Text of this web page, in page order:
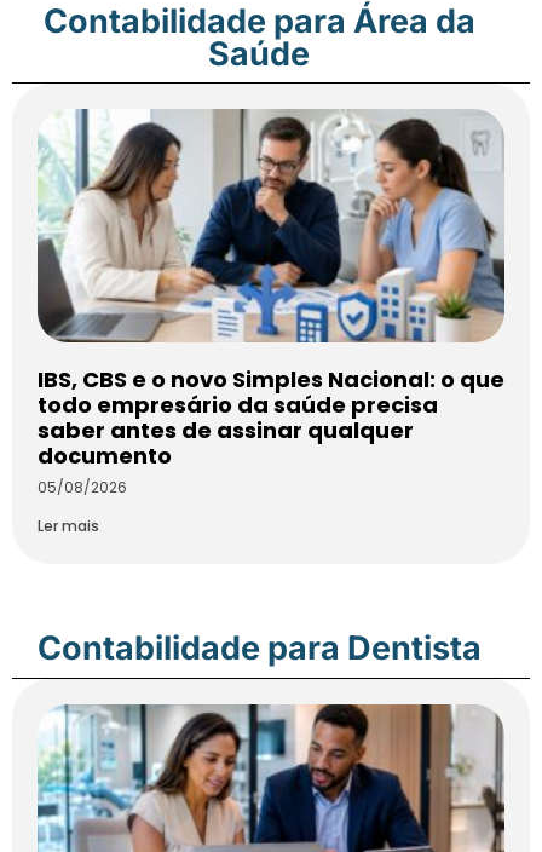
Contabilidade para Área da
Saúde
IBS, CBS e o novo Simples Nacional: o que
todo empresário da saúde precisa
saber antes de assinar qualquer
documento
05/08/2026
Ler mais
Contabilidade para Dentista